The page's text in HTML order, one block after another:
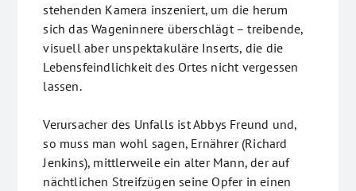
stehenden Kamera inszeniert, um die herum
sich das Wageninnere überschlägt – treibende,
visuell aber unspektakuläre Inserts, die die
Lebensfeindlichkeit des Ortes nicht vergessen
lassen.
Verursacher des Unfalls ist Abbys Freund und,
so muss man wohl sagen, Ernährer (Richard
Jenkins), mittlerweile ein alter Mann, der auf
nächtlichen Streifzügen seine Opfer in einen